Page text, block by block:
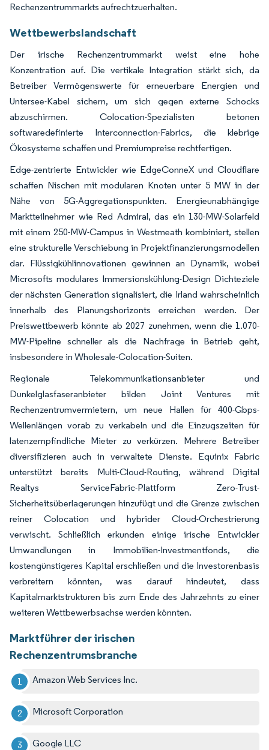
Rechenzentrummarkts aufrechtzuerhalten.
Wettbewerbslandschaft
Der irische Rechenzentrummarkt weist eine hohe
Konzentration auf. Die vertikale Integration stärkt sich, da
Betreiber Vermögenswerte für erneuerbare Energien und
Untersee-Kabel sichern, um sich gegen externe Schocks
abzuschirmen. Colocation-Spezialisten betonen
softwaredefinierte Interconnection-Fabrics, die klebrige
Ökosysteme schaffen und Premiumpreise rechtfertigen.
Edge-zentrierte Entwickler wie EdgeConneX und Cloudflare
schaffen Nischen mit modularen Knoten unter 5 MW in der
Nähe von 5G-Aggregationspunkten. Energieunabhängige
Marktteilnehmer wie Red Admiral, das ein 130-MW-Solarfeld
mit einem 250-MW-Campus in Westmeath kombiniert, stellen
eine strukturelle Verschiebung in Projektfinanzierungsmodellen
dar. Flüssigkühlinnovationen gewinnen an Dynamik, wobei
Microsofts modulares Immersionskühlung-Design Dichteziele
der nächsten Generation signalisiert, die Irland wahrscheinlich
innerhalb des Planungshorizonts erreichen werden. Der
Preiswettbewerb könnte ab 2027 zunehmen, wenn die 1.070-
MW-Pipeline schneller als die Nachfrage in Betrieb geht,
insbesondere in Wholesale-Colocation-Suiten.
Regionale Telekommunikationsanbieter und
Dunkelglasfaseranbieter bilden Joint Ventures mit
Rechenzentrumvermietern, um neue Hallen für 400-Gbps-
Wellenlängen vorab zu verkabeln und die Einzugszeiten für
latenzempfindliche Mieter zu verkürzen. Mehrere Betreiber
diversifizieren auch in verwaltete Dienste. Equinix Fabric
unterstützt bereits Multi-Cloud-Routing, während Digital
Realtys ServiceFabric-Plattform Zero-Trust-
Sicherheitsüberlagerungen hinzufügt und die Grenze zwischen
reiner Colocation und hybrider Cloud-Orchestrierung
verwischt. Schließlich erkunden einige irische Entwickler
Umwandlungen in Immobilien-Investmentfonds, die
kostengünstigeres Kapital erschließen und die Investorenbasis
verbreitern könnten, was darauf hindeutet, dass
Kapitalmarktstrukturen bis zum Ende des Jahrzehnts zu einer
weiteren Wettbewerbsachse werden könnten.
Marktführer der irischen
Rechenzentrumsbranche
Amazon Web Services Inc.
Microsoft Corporation
Google LLC